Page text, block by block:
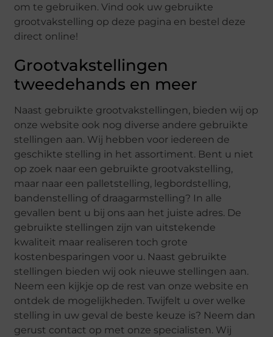
om te gebruiken. Vind ook uw gebruikte
grootvakstelling op deze pagina en bestel deze
direct online!
Grootvakstellingen
tweedehands en meer
Naast gebruikte grootvakstellingen, bieden wij op
onze website ook nog diverse andere gebruikte
stellingen aan. Wij hebben voor iedereen de
geschikte stelling in het assortiment. Bent u niet
op zoek naar een gebruikte grootvakstelling,
maar naar een palletstelling, legbordstelling,
bandenstelling of draagarmstelling? In alle
gevallen bent u bij ons aan het juiste adres. De
gebruikte stellingen zijn van uitstekende
kwaliteit maar realiseren toch grote
kostenbesparingen voor u. Naast gebruikte
stellingen bieden wij ook nieuwe stellingen aan.
Neem een kijkje op de rest van onze website en
ontdek de mogelijkheden. Twijfelt u over welke
stelling in uw geval de beste keuze is? Neem dan
gerust contact op met onze specialisten. Wij